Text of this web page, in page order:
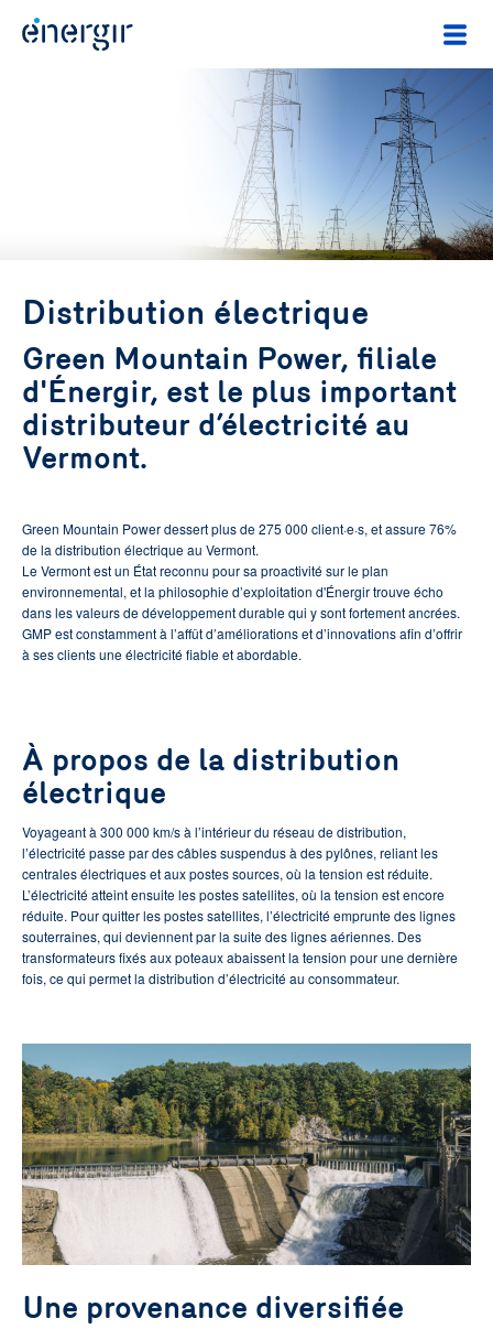
Distribution électrique
Green Mountain Power, filiale
d'Énergir, est le plus important
distributeur d’électricité au
Vermont.
Green Mountain Power dessert plus de 275 000 client·e·s, et assure 76%
de la distribution électrique au Vermont.
Le Vermont est un État reconnu pour sa proactivité sur le plan
environnemental, et la philosophie d’exploitation d'Énergir trouve écho
dans les valeurs de développement durable qui y sont fortement ancrées.
GMP est constamment à l’affût d’améliorations et d’innovations afin d’offrir
à ses clients une électricité fiable et abordable.
À propos de la distribution
électrique
Voyageant à 300 000 km/s à l’intérieur du réseau de distribution,
l’électricité passe par des câbles suspendus à des pylônes, reliant les
centrales électriques et aux postes sources, où la tension est réduite.
L’électricité atteint ensuite les postes satellites, où la tension est encore
réduite. Pour quitter les postes satellites, l’électricité emprunte des lignes
souterraines, qui deviennent par la suite des lignes aériennes. Des
transformateurs fixés aux poteaux abaissent la tension pour une dernière
fois, ce qui permet la distribution d’électricité au consommateur.
Une provenance diversifiée